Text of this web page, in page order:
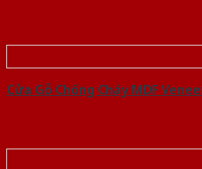
Cửa Gỗ Chống Cháy MDF